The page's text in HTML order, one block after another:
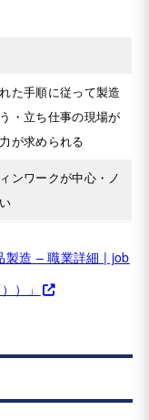
た手順に従って製造
・立ち仕事の現場が
が求められる
ンワークが中心・ノ
製造 – 職業詳細 | job
）」